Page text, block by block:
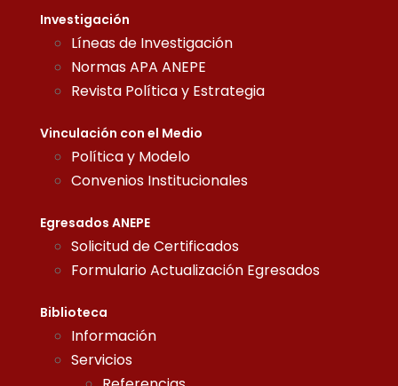
Investigación
Líneas de Investigación
Normas APA ANEPE
Revista Política y Estrategia
Vinculación con el Medio
Política y Modelo
Convenios Institucionales
Egresados ANEPE
Solicitud de Certificados
Formulario Actualización Egresados
Biblioteca
Información
Servicios